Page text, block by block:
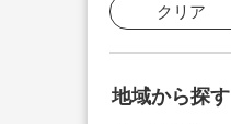
クリア
地域から探す